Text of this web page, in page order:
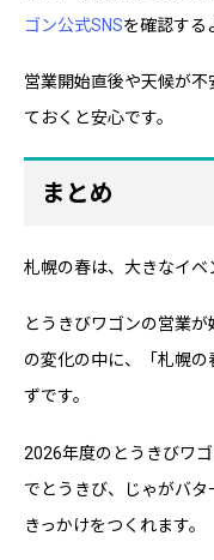
ゴン公式SNSを確認する
営業開始直後や天候が
ておくと安心です。
まとめ
札幌の春は、大きなイベ
とうきびワゴンの営業
の変化の中に、「札幌
ずです。
2026年度のとうきびワ
でとうきび、じゃがバ
きっかけをつくれます。